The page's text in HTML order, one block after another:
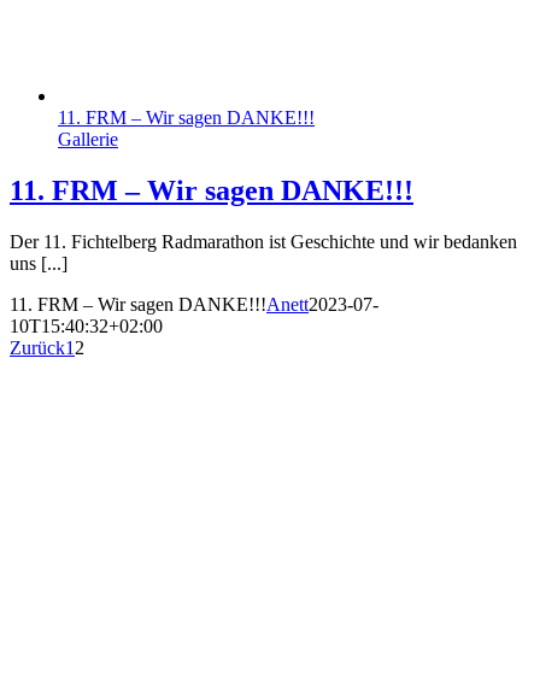
11. FRM – Wir sagen DANKE!!!
Gallerie
11. FRM – Wir sagen DANKE!!!
Der 11. Fichtelberg Radmarathon ist Geschichte und wir bedanken
uns [...]
11. FRM – Wir sagen DANKE!!!Anett2023-07-
10T15:40:32+02:00
Zurück1 2